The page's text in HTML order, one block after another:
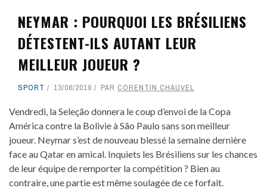
NEYMAR : POURQUOI LES BRÉSILIENS
DÉTESTENT-ILS AUTANT LEUR
MEILLEUR JOUEUR ?
SPORT 13/06/2019 PAR CORENTIN CHAUVEL
Vendredi, la Seleção donnera le coup d’envoi de la Copa
América contre la Bolivie à São Paulo sans son meilleur
joueur. Neymar s’est de nouveau blessé la semaine dernière
face au Qatar en amical. Inquiets les Brésiliens sur les chances
de leur équipe de remporter la compétition ? Bien au
contraire, une partie est même soulagée de ce forfait.